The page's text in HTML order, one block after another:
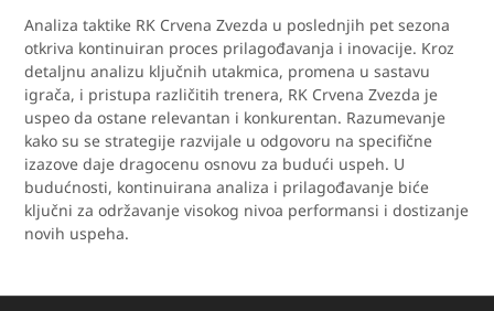
Analiza taktike RK Crvena Zvezda u poslednjih pet sezona
otkriva kontinuiran proces prilagođavanja i inovacije. Kroz
detaljnu analizu ključnih utakmica, promena u sastavu
igrača, i pristupa različitih trenera, RK Crvena Zvezda je
uspeo da ostane relevantan i konkurentan. Razumevanje
kako su se strategije razvijale u odgovoru na specifične
izazove daje dragocenu osnovu za budući uspeh. U
budućnosti, kontinuirana analiza i prilagođavanje biće
ključni za održavanje visokog nivoa performansi i dostizanje
novih uspeha.